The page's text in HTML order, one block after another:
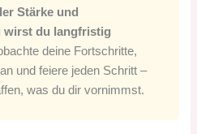
Stärke und
wirst du langfristig
deine Fortschritte,
und feiere jeden Schritt –
was du dir vornimmst.